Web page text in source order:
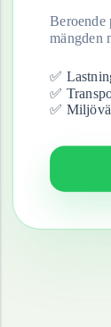
Beroende
mängden
✅
✅
✅